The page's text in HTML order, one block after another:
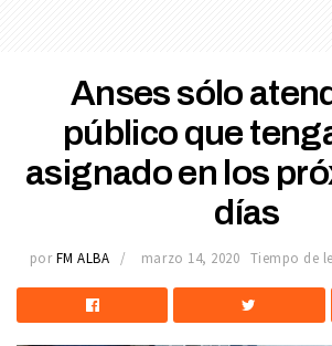
Anses sólo
público que
asignado en los
días
por FM ALBA marzo 14, 2020 Tiempo de